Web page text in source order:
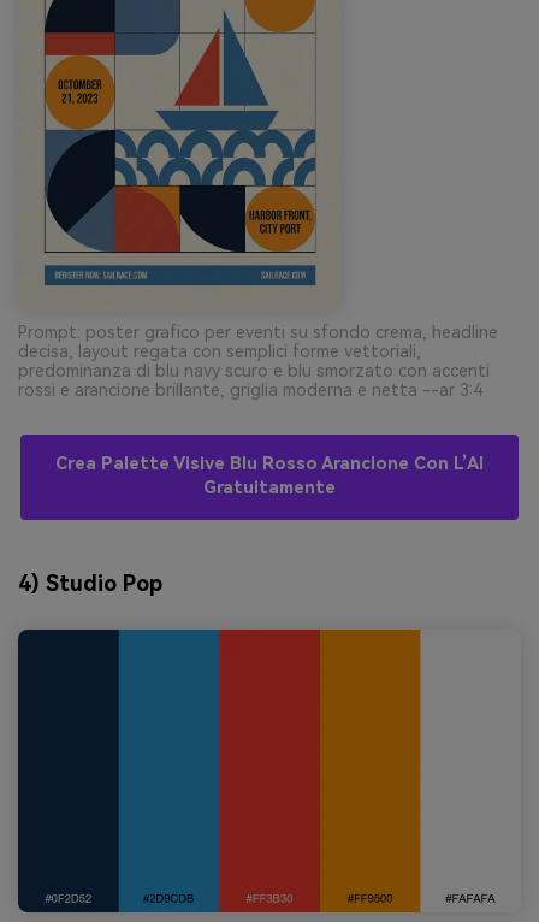
Prompt: poster grafico per eventi su sfondo crema, headline
decisa, layout regata con semplici forme vettoriali,
predominanza di blu navy scuro e blu smorzato con accenti
rossi e arancione brillante, griglia moderna e netta --ar 3:4
Crea Palette Visive Blu Rosso Arancione Con L’AI
Gratuitamente
4) Studio Pop